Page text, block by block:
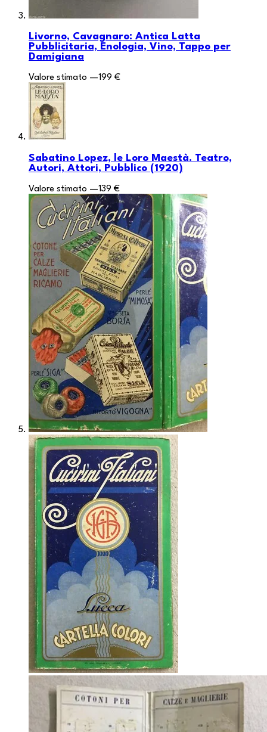
Livorno, Cavagnaro: Antica Latta
Pubblicitaria, Enologia, Vino, Tappo per
Damigiana
Valore stimato —199 €
Sabatino Lopez, le Loro Maestà. Teatro,
Autori, Attori, Pubblico (1920)
Valore stimato —139 €